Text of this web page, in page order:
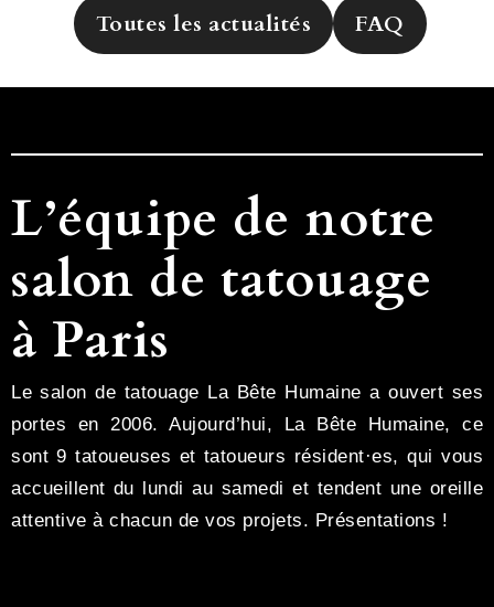
Toutes les actualités FAQ
L’équipe de notre
salon de tatouage
à Paris
Le salon de tatouage La Bête Humaine a ouvert ses
portes en 2006. Aujourd’hui, La Bête Humaine, ce
sont 9 tatoueuses et tatoueurs résident·es, qui vous
accueillent du lundi au samedi et tendent une oreille
attentive à chacun de vos projets. Présentations !